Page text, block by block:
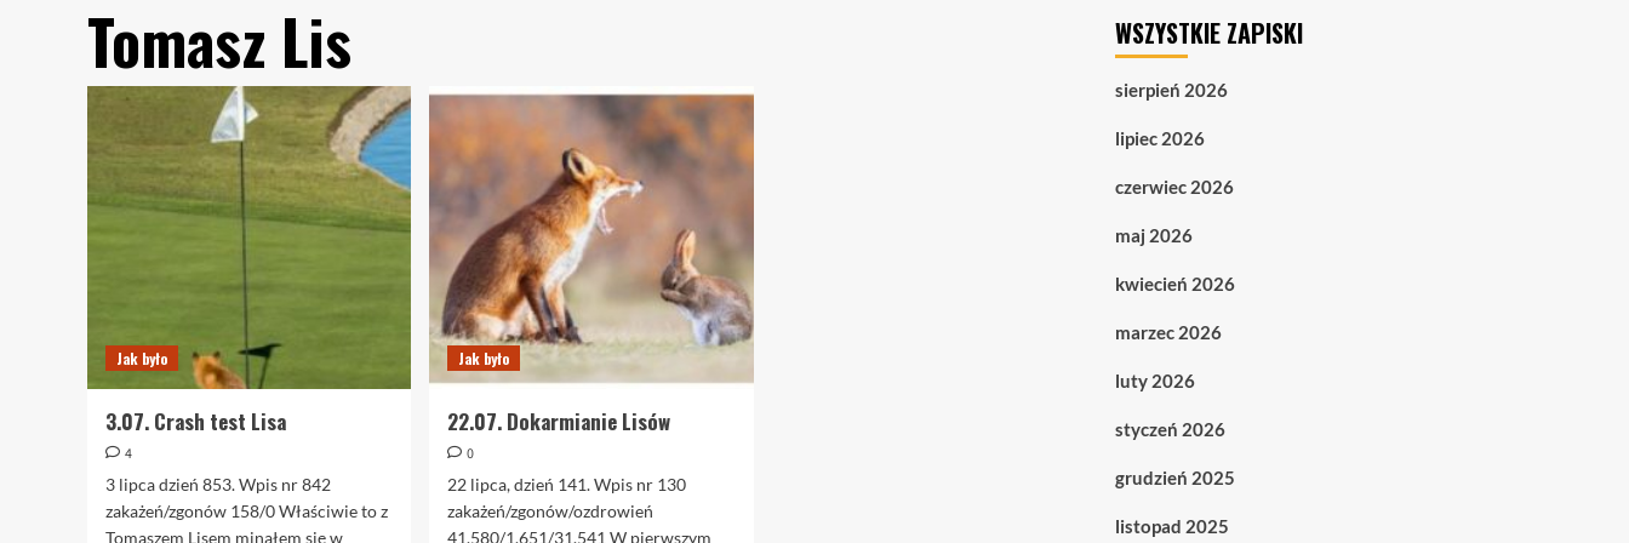
Tomasz Lis
Jak było
3.07. Crash test Lisa
4
3 lipca dzień 853. Wpis nr 842
zakażeń/zgonów 158/0 Właściwie to z
Tomaszem Lisem minąłem się w
Jak było
22.07. Dokarmianie Lisów
0
22 lipca, dzień 141. Wpis nr 130
zakażeń/zgonów/ozdrowień
41.580/1.651/31.541 W pierwszym
WSZYSTKIE ZAPISKI
sierpień 2026
lipiec 2026
czerwiec 2026
maj 2026
kwiecień 2026
marzec 2026
luty 2026
styczeń 2026
grudzień 2025
listopad 2025